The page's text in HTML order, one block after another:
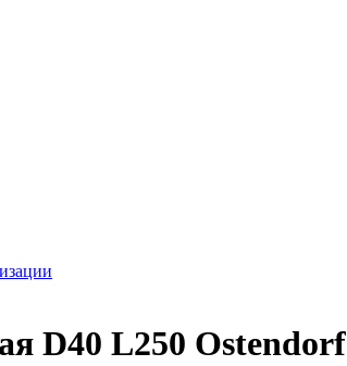
D40 L250 Ostendorf